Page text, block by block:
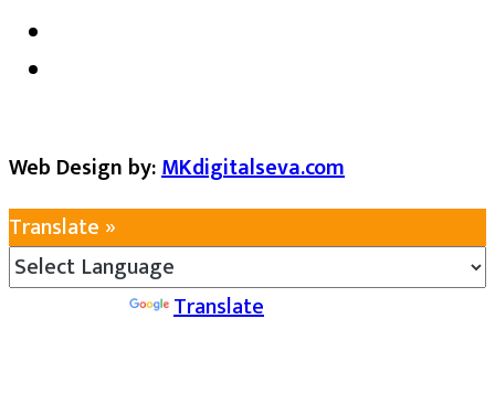
Web Design by:MKdigitalseva.com
Translate »
Translate